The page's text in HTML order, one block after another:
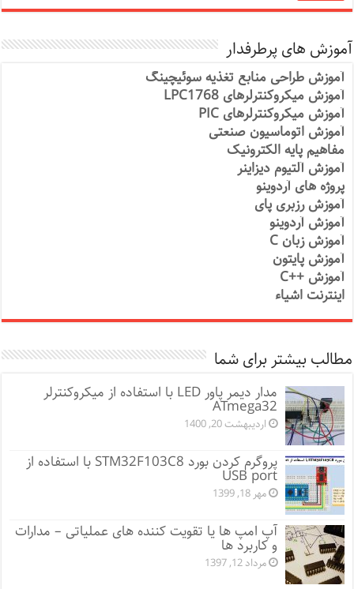
آموزش های پرطرفدار
آموزش طراحی منابع تغذیه سوئیچینگ
آموزش میکروکنترلرهای LPC1768
آموزش میکروکنترلرهای PIC
آموزش اتوماسیون صنعتی
مفاهیم پایه الکترونیک
آموزش آلتیوم دیزاینر
پروژه های آردوینو
آموزش رزبری پای
آموزش آردوینو
آموزش زبان C
آموزش پایتون
آموزش ++C
اینترنت اشیاء
مطالب بیشتر برای شما
مدار دیمر پاور LED با استفاده از میکروکنترلر
ATmega32
اردیبهشت 20, 1400
پروگرم کردن بورد STM32F103C8 با استفاده از
USB port
مهر 18, 1399
آپ امپ ها یا تقویت کننده های عملیاتی – مدارات
و کاربرد ها
مرداد 12, 1397